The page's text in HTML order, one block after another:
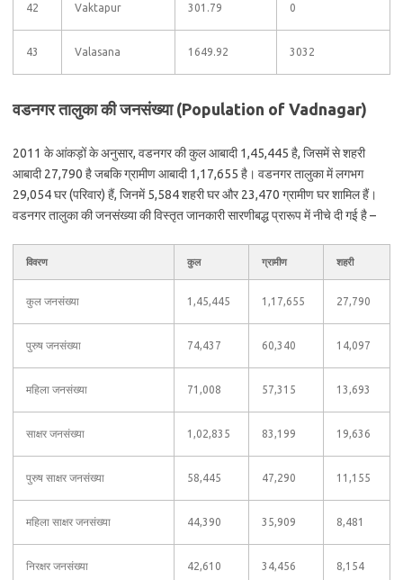
42 Vaktapur 301.79 0
43 Valasana 1649.92 3032
वडनगर तालुका की जनसंख्या (Population of Vadnagar)
2011 के आंकड़ों के अनुसार, वडनगर की कुल आबादी 1,45,445 है, जिसमें से शहरी
आबादी 27,790 है जबकि ग्रामीण आबादी 1,17,655 है। वडनगर तालुका में लगभग
29,054 घर (परिवार) हैं, जिनमें 5,584 शहरी घर और 23,470 ग्रामीण घर शामिल हैं।
वडनगर तालुका की जनसंख्या की विस्तृत जानकारी सारणीबद्ध प्रारूप में नीचे दी गई है –
विवरण कुल ग्रामीण शहरी
कुल जनसंख्या 1,45,445 1,17,655 27,790
पुरुष जनसंख्या 74,437 60,340 14,097
महिला जनसंख्या 71,008 57,315 13,693
साक्षर जनसंख्या 1,02,835 83,199 19,636
पुरुष साक्षर जनसंख्या 58,445 47,290 11,155
महिला साक्षर जनसंख्या 44,390 35,909 8,481
निरक्षर जनसंख्या 42,610 34,456 8,154